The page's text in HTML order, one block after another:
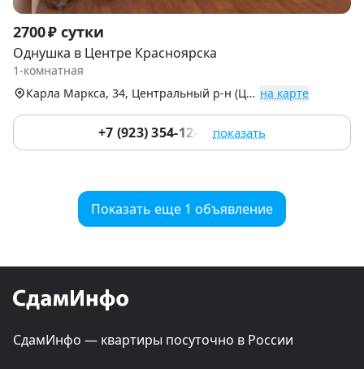
Item
1
of
2700 ₽ сутки
Однушка в Центре Красноярска
1-комнатная
Карла Маркса, 34, Центральный р-н (Центр) на карте
+7 (923) 354-12-51 показать
Показать еще 1 объявление
СдамИнфо — квартиры посуточно в России